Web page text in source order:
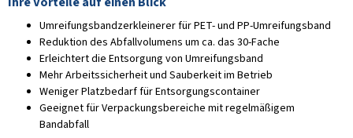
Umreifungsbandzerkleinerer für PET- und PP-Umreifungsband
Reduktion des Abfallvolumens um ca. das 30-Fache
Erleichtert die Entsorgung von Umreifungsband
Mehr Arbeitssicherheit und Sauberkeit im Betrieb
Weniger Platzbedarf für Entsorgungscontainer
Geeignet für Verpackungsbereiche mit regelmäßigem
Bandabfall